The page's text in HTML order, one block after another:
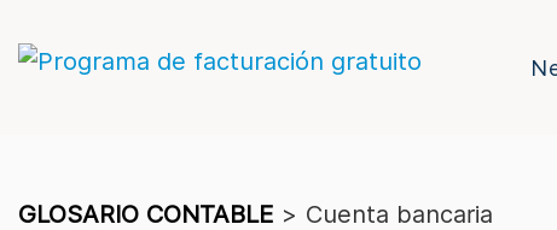
GLOSARIO CONTABLE > Cuenta bancaria